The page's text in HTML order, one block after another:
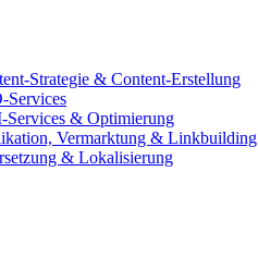
Strategie & Content-Erstellung
Services
Services & Optimierung
Vermarktung & Linkbuilding
& Lokalisierung